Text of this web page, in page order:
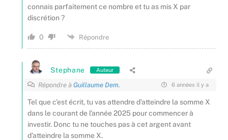
connais parfaitement ce nombre et tu as mis X par
discrétion ?
0 Répondre
Stephane Auteur
Répondre àGuillaume Dem. 6 années il y a
Tel que c’est écrit, tu vas attendre d’atteindre la somme X
dans le courant de l’année 2025 pour commencer à
investir. Donc tu ne touches pas à cet argent avant
d’atteindre la somme X.